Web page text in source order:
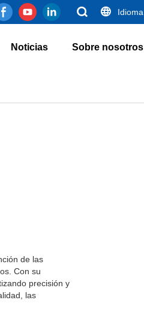
Idioma
Noticias Sobre nosotros
de las
Con su
precisión y
las